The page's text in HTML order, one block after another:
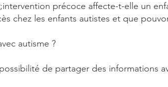
précoce affecte-t-elle un
chez les enfants autistes et que
autisme ?
de partager des informations